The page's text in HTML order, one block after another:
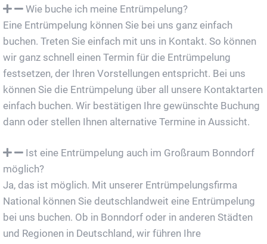
Wie buche ich meine Entrümpelung?
Eine Entrümpelung können Sie bei uns ganz einfach
buchen. Treten Sie einfach mit uns in Kontakt. So können
wir ganz schnell einen Termin für die Entrümpelung
festsetzen, der Ihren Vorstellungen entspricht. Bei uns
können Sie die Entrümpelung über all unsere Kontaktarten
einfach buchen. Wir bestätigen Ihre gewünschte Buchung
dann oder stellen Ihnen alternative Termine in Aussicht.
Ist eine Entrümpelung auch im Großraum Bonndorf
möglich?
Ja, das ist möglich. Mit unserer Entrümpelungsfirma
National können Sie deutschlandweit eine Entrümpelung
bei uns buchen. Ob in Bonndorf oder in anderen Städten
und Regionen in Deutschland, wir führen Ihre